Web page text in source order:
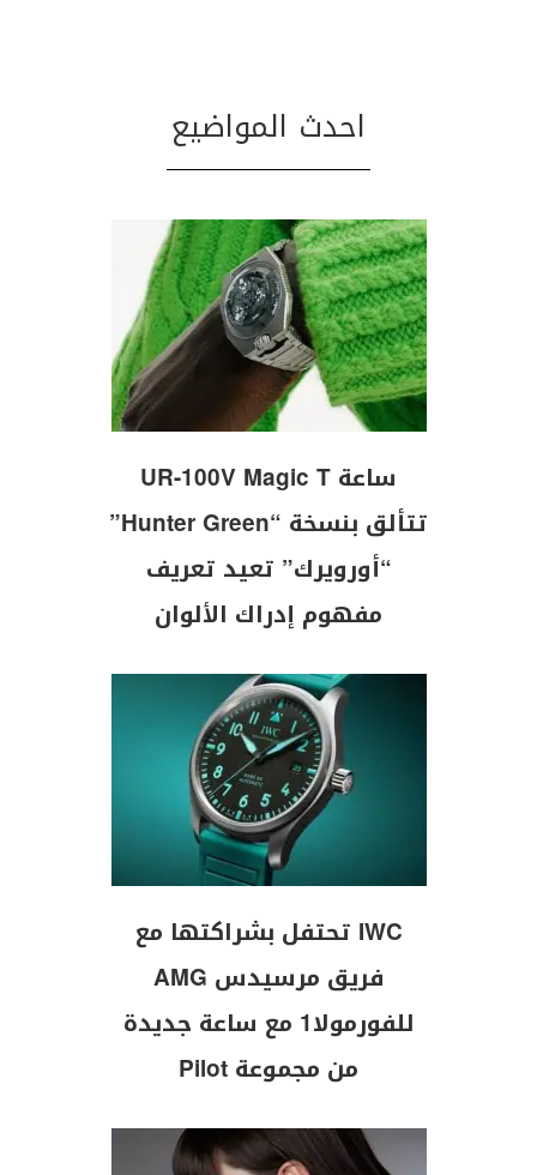
احدث المواضيع
ساعة UR-100V Magic T
تتألق بنسخة “Hunter Green”
“أورويرك” تعيد تعريف
مفهوم إدراك الألوان
IWC تحتفل بشراكتها مع
فريق مرسيدس AMG
للفورمولا1 مع ساعة جديدة
من مجموعة Pilot